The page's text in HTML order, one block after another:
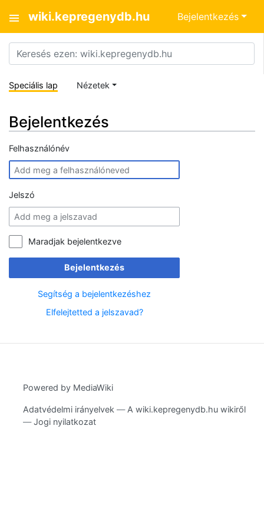
wiki.kepregenydb.hu Bejelentkezés
Speciális lap Nézetek
Bejelentkezés
Felhasználónév
Jelszó
Maradjak bejelentkezve
Bejelentkezés
Segítség a bejelentkezéshez
Elfelejtetted a jelszavad?
Powered by MediaWiki
Adatvédelmi irányelvek
A wiki.kepregenydb.hu wikiről
Jogi nyilatkozat